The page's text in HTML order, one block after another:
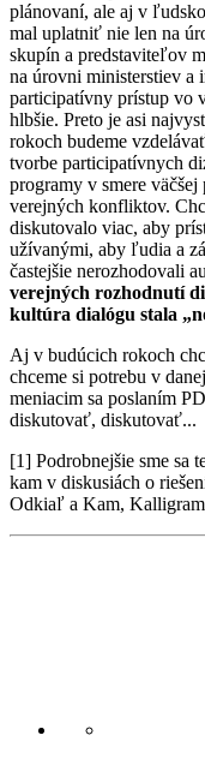
plánovaní, ale aj v
mal uplatniť nie len na
skupín a predstaviteľov
na úrovni ministerstiev a
participatívny prístup vo
hlbšie. Preto je asi
rokoch budeme
tvorbe participatívnych
programy v smere
verejných konfliktov.
diskutovalo viac, aby
užívanými, aby ľudia a
častejšie nerozhodovali
verejných rozhodnutí
kultúra dialógu stala
Aj v budúcich rokoch
chceme si potrebu v
meniacim sa poslaním
diskutovať, diskutovať...
[1] Podrobnejšie sme sa
kam v diskusiách o
Odkiaľ a Kam,